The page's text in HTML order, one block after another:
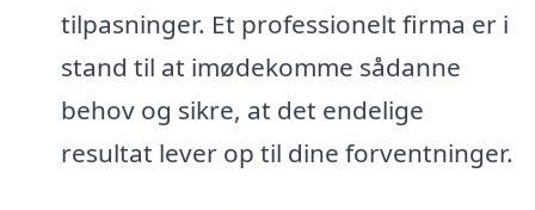
tilpasninger. Et professionelt firma er i
stand til at imødekomme sådanne
behov og sikre, at det endelige
resultat lever op til dine forventninger.